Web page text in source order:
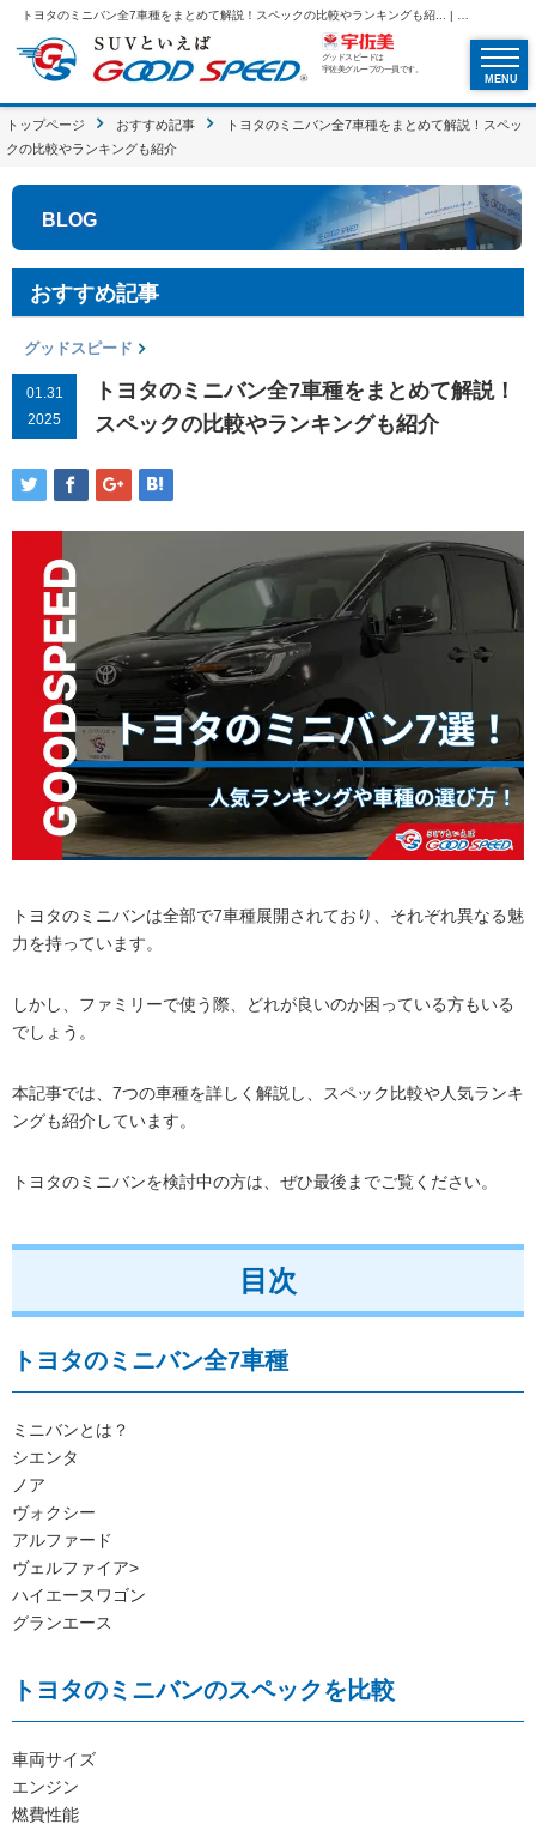
グッドスピードは
宇佐美グループの一員です。
MENU
トップページ おすすめ記事
トヨタのミニバン全7車種をまとめて解説！スペッ
クの比較やランキングも紹介
BLOG
おすすめ記事
グッドスピード
01.31
2025
トヨタのミニバン全7車種をまとめて解説！
スペックの比較やランキングも紹介
トヨタのミニバンは全部で7車種展開されており、それぞれ異なる魅
力を持っています。
しかし、ファミリーで使う際、どれが良いのか困っている方もいる
でしょう。
本記事では、7つの車種を詳しく解説し、スペック比較や人気ランキ
ングも紹介しています。
トヨタのミニバンを検討中の方は、ぜひ最後までご覧ください。
目次
トヨタのミニバン全7車種
ミニバンとは？
シエンタ
ノア
ヴォクシー
アルファード
ヴェルファイア>
ハイエースワゴン
グランエース
トヨタのミニバンのスペックを比較
車両サイズ
エンジン
燃費性能